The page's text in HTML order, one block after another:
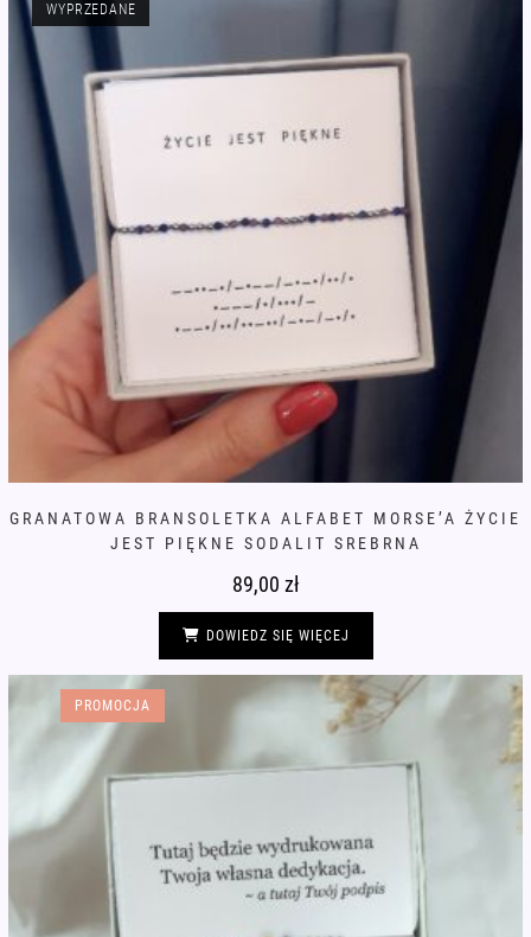
WYPRZEDANE
GRANATOWA BRANSOLETKA ALFABET MORSE’A ŻYCIE
JEST PIĘKNE SODALIT SREBRNA
89,00 zł
DOWIEDZ SIĘ WIĘCEJ
PROMOCJA